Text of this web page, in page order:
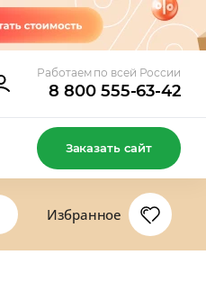
Работаем по всей России
8 800 555-63-42
Заказать сайт
Избранное